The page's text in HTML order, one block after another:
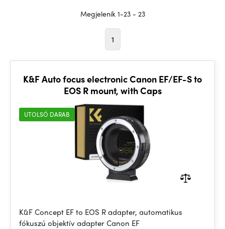
Megjelenik 1-23 - 23
1
K&F Auto focus electronic Canon EF/EF-S to
EOS R mount, with Caps
UTOLSÓ DARAB
K&F Concept EF to EOS R adapter, automatikus
fókuszú objektív adapter Canon EF